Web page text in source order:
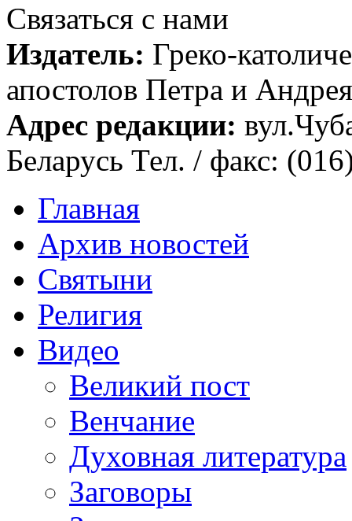
Связаться с нами
Издатель: Греко-
апостолов Петра и
Адрес редакции:
Беларусь Тел. / факс:
Главная
Архив новостей
Святыни
Религия
Видео
Великий пост
Венчание
Духовная литература
Заговоры